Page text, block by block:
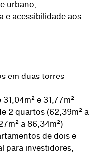
urbano,
e acessibilidade aos
em duas torres
e 31,77m²
2 quartos (62,39m² a
a 86,34m²)
de dois e
para investidores,